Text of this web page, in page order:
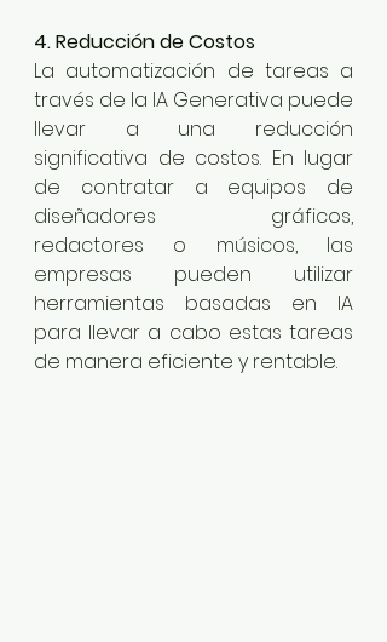
4. Reducción de Costos
La automatización de tareas a
través de la IA Generativa puede
llevar a una reducción
significativa de costos. En lugar
de contratar a equipos de
diseñadores gráficos,
redactores o músicos, las
empresas pueden utilizar
herramientas basadas en IA
para llevar a cabo estas tareas
de manera eficiente y rentable.